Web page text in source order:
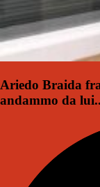
Ariedo Braida
andammo da